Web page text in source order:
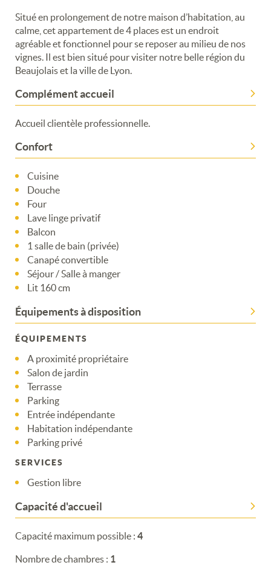
Situé en prolongement de notre maison d’habitation, au
calme, cet appartement de 4 places est un endroit
agréable et fonctionnel pour se reposer au milieu de nos
vignes. Il est bien situé pour visiter notre belle région du
Beaujolais et la ville de Lyon.
Complément accueil
Accueil clientèle professionnelle.
Confort
Cuisine
Douche
Four
Lave linge privatif
Balcon
1 salle de bain (privée)
Canapé convertible
Séjour / Salle à manger
Lit 160 cm
Équipements à disposition
ÉQUIPEMENTS
A proximité propriétaire
Salon de jardin
Terrasse
Parking
Entrée indépendante
Habitation indépendante
Parking privé
SERVICES
Gestion libre
Capacité d'accueil
Capacité maximum possible : 4
Nombre de chambres : 1